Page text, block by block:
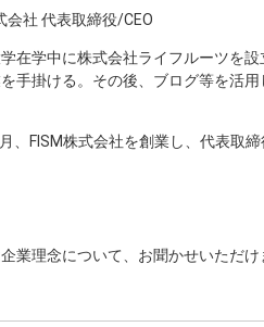
会社 代表取締役/CEO
在学中に株式会社ライフルーツを
を手掛ける。その後、ブログ等を活
、FISM株式会社を創業し、代表取締
業理念について、お聞かせいただけ